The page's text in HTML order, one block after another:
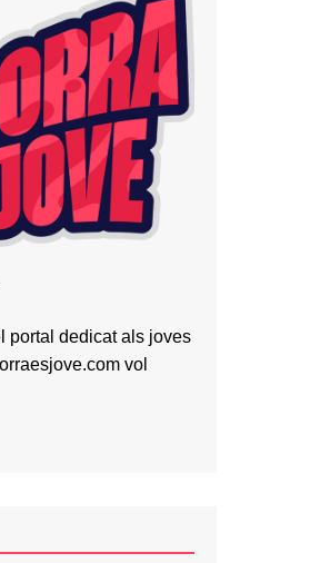
portal dedicat als joves
vol